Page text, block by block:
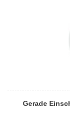
Gerade